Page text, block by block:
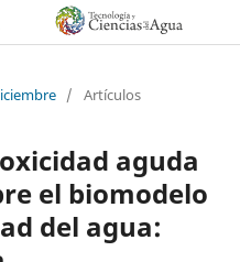
/ Artículos
aguda
el biomodelo
del agua: